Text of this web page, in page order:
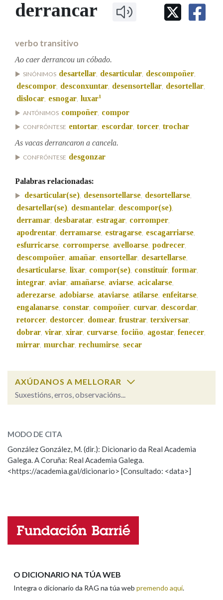
IDENTIDADE CORPORATIVA
MARCIAL DEL ADALID
FIGURAS HOMENAXEADAS
PRIMAVERA DAS LETRAS
PORTAL DAS PALABRAS
Facebook
TwitterYoutubeInstagram
Bluesky
BUSCAR NOS LEMAS
Remata por
Contén
BUSCAR NO CONTIDO
Nos exemplos
OUTRAS OPCIÓNS DE BUSCA
Marcas gramaticais
LIMPAR
derrancar
verbo transitivo
Ao caer derrancou un cóbado.
SINÓNIMOS desartellar, desarticular, descompoñer,
descompor, desconxuntar, desensortellar, desortellar,
dislocar, esnogar, luxar1
ANTÓNIMOS compoñer, compor
CONFRÓNTESE entortar, escordar, torcer, trochar
As vacas derrancaron a cancela.
CONFRÓNTESE desgonzar
Palabras relacionadas:
desarticular(se), desensortellarse, desortellarse,
desartellar(se), desmantelar, descompor(se),
derramar, desbaratar, estragar, corromper,
apodrentar, derramarse, estragarse, escagarriarse,
esfurricarse, corromperse, avelloarse, podrecer,
descompoñer, amañar, ensortellar, desartellarse,
desarticularse, lixar, compor(se), constituír, formar,
integrar, aviar, amañarse, aviarse, acicalarse,
aderezarse, adobiarse, ataviarse, atilarse, enfeitarse,
engalanarse, constar, compoñer, curvar, descordar,
retorcer, destorcer, domear, frustrar, terxiversar,
dobrar, virar, xirar, curvarse, fociño, agostar, fenecer,
mirrar, murchar, rechumirse, secar
AXÚDANOS A MELLORAR
Suxestións, erros, observacións...
ESCOLLE UNHA OPCIÓN:
Observación Hai un erro na palabra
Propoño mellorar a definición
Nome
MODO DE CITA
González González, M. (dir.): Dicionario da Real Academia
Galega. A Coruña: Real Academia Galega.
<https://academia.gal/dicionario> [Consultado: <data>]
O DICIONARIO NA TÚA WEB
Integra o dicionario da RAG na túa web premendo aquí.